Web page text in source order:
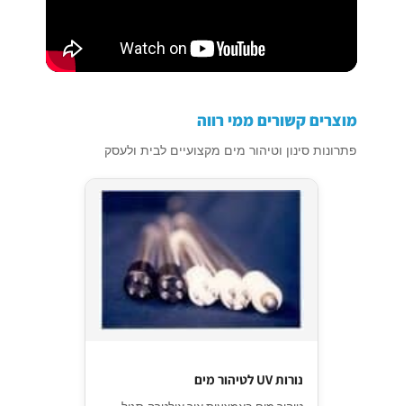
מוצרים קשורים ממי רווה
פתרונות סינון וטיהור מים מקצועיים לבית ולעסק
נורות UV לטיהור מים